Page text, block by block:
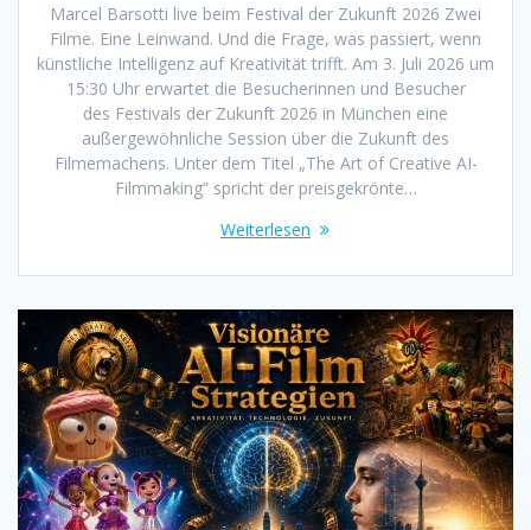
Marcel Barsotti live beim Festival der Zukunft 2026 Zwei
Filme. Eine Leinwand. Und die Frage, was passiert, wenn
künstliche Intelligenz auf Kreativität trifft. Am 3. Juli 2026 um
15:30 Uhr erwartet die Besucherinnen und Besucher
des Festivals der Zukunft 2026 in München eine
außergewöhnliche Session über die Zukunft des
Filmemachens. Unter dem Titel „The Art of Creative AI-
Filmmaking“ spricht der preisgekrönte…
Weiterlesen